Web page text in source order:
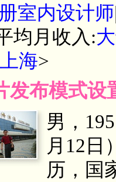
室内设计师
均月收入:
上海>
发布模式
男，
月12日
历，国